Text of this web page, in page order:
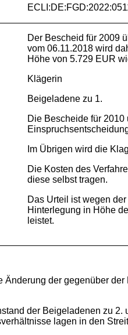
Der Bescheid für 2009
vom 06.11.2018 wird
Höhe von 5.729 EUR
Klägerin
Beigeladene
Die Bescheide für
Im Übrigen wird die
Die Kosten des
diese selbst tragen.
Das Urteil ist wegen
Hinterlegung in Höhe
leistet.
Änderung der gegenüber
der Beigeladenen zu
lagen in den